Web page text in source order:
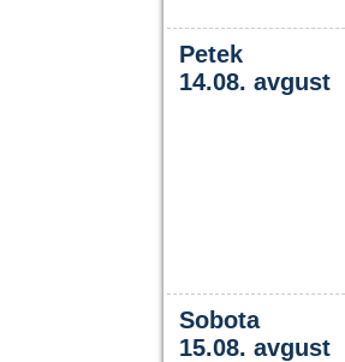
Petek
14.08. avgust
Sobota
15.08. avgust